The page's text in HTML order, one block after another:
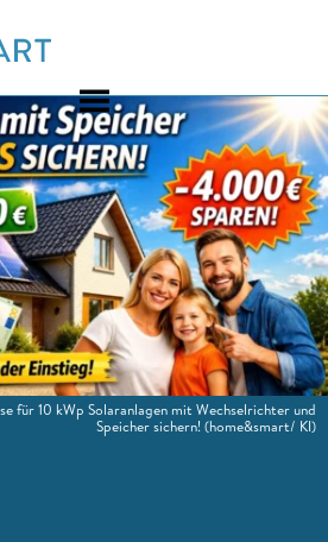
für 10 kWp Solaranlagen mit Wechselrichter und
Speicher sichern!(home&smart/ KI)